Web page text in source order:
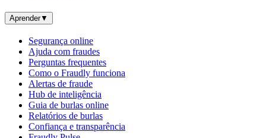
Aprender▼
Segurança online
Ajuda com fraudes
Perguntas frequentes
Como o Fraudly funciona
Alertas de fraude
Hub de inteligência
Guia de burlas online
Relatórios de burlas
Confiança e transparência